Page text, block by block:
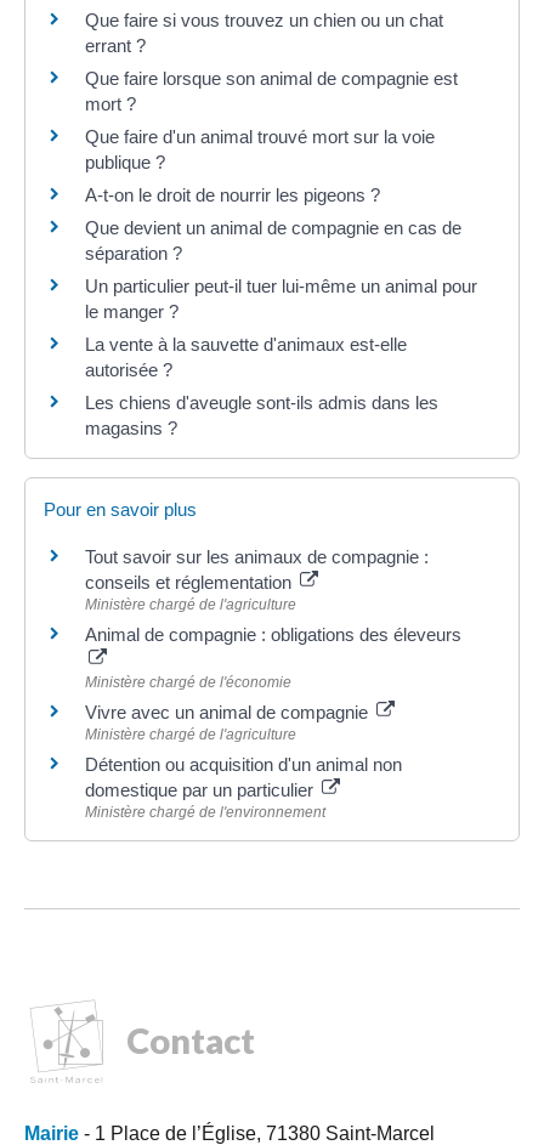
Que faire si vous trouvez un chien ou un chat
errant ?
Que faire lorsque son animal de compagnie est
mort ?
Que faire d'un animal trouvé mort sur la voie
publique ?
A-t-on le droit de nourrir les pigeons ?
Que devient un animal de compagnie en cas de
séparation ?
Un particulier peut-il tuer lui-même un animal pour
le manger ?
La vente à la sauvette d'animaux est-elle
autorisée ?
Les chiens d'aveugle sont-ils admis dans les
magasins ?
Pour en savoir plus
Tout savoir sur les animaux de compagnie :
conseils et réglementation
Ministère chargé de l'agriculture
Animal de compagnie : obligations des éleveurs
Ministère chargé de l'économie
Vivre avec un animal de compagnie
Ministère chargé de l'agriculture
Détention ou acquisition d'un animal non
domestique par un particulier
Ministère chargé de l'environnement
Contact
Mairie - 1 Place de l’Église, 71380 Saint-Marcel